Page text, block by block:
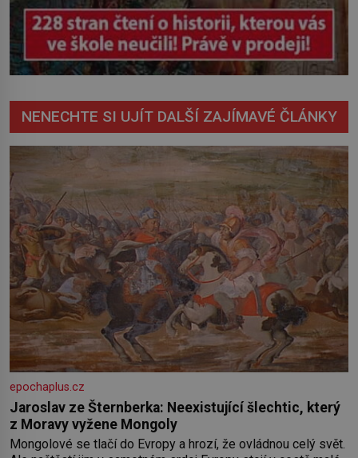
NENECHTE SI UJÍT DALŠÍ ZAJÍMAVÉ ČLÁNKY
epochaplus.cz
Jaroslav ze Šternberka: Neexistující šlechtic, který
z Moravy vyžene Mongoly
Mongolové se tlačí do Evropy a hrozí, že ovládnou celý svět.